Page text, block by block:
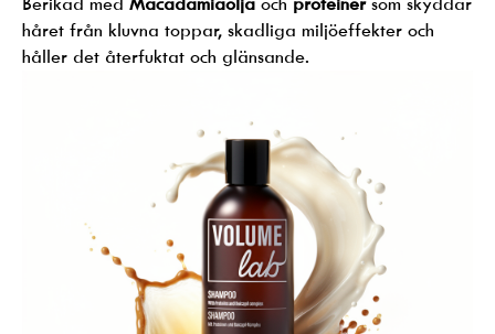
håret från kluvna toppar, skadliga miljöeffekter och
håller det återfuktat och glänsande.